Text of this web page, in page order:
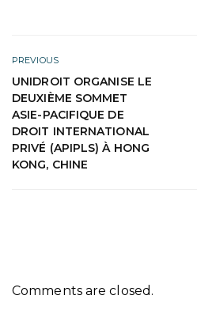
PREVIOUS
UNIDROIT ORGANISE LE
DEUXIÈME SOMMET
ASIE-PACIFIQUE DE
DROIT INTERNATIONAL
PRIVÉ (APIPLS) À HONG
KONG, CHINE
Comments are closed.